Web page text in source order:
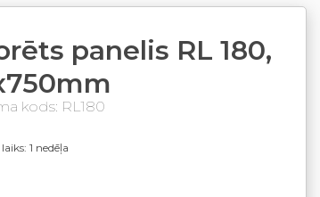
panelis RL 180,
kods: RL180
1 nedēļa